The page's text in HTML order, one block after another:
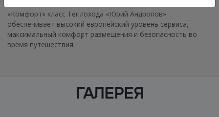
«Комфорт» класс Теплохода «Юрий Андропов»
обеспечивает высокий европейский уровень сервиса,
максимальный комфорт размещения и безопасность во
время путешествия.
ГАЛЕРЕЯ